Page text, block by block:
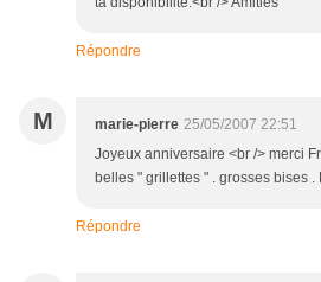
Répondre
M marie-pierre 25/05/2007 22:51
Joyeux anniversaire <br /> merci
belles " grillettes " . grosses bises .
Répondre